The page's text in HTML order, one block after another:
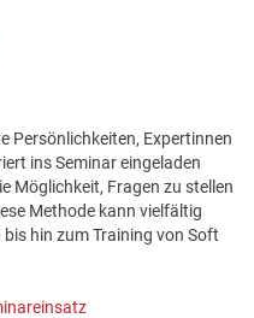
Persönlichkeiten, Expertinnen
ins Seminar eingeladen
Möglichkeit, Fragen zu stellen
Methode kann vielfältig
hin zum Training von Soft